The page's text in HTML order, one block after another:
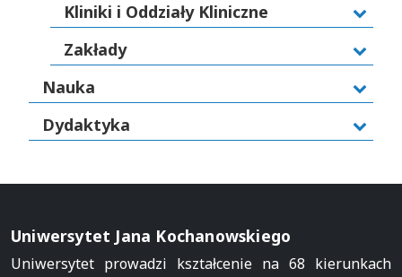
Kliniki i Oddziały Kliniczne
Zakłady
Nauka
Dydaktyka
Uniwersytet Jana Kochanowskiego
Uniwersytet prowadzi kształcenie na 68 kierunkach